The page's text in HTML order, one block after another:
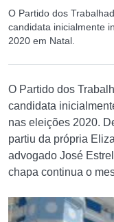
O Partido dos
candidata inicialmente
2020 em Natal.
O Partido dos
candidata
nas eleições 2020.
partiu da própria
advogado José
chapa continua o